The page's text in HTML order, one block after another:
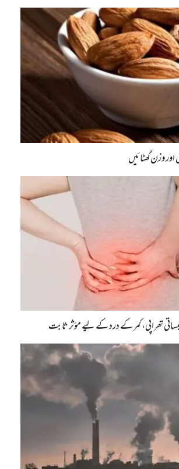
اور وزن گھٹائیں
تھراپی، کمر کے درد کے لیے مؤثر ثابت